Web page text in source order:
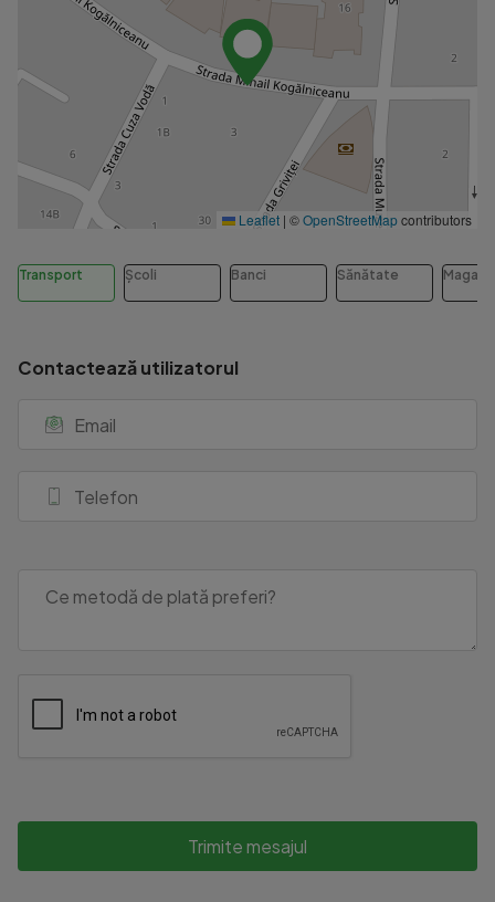
Leaflet | ©OpenStreetMapcontributors
Transport Școli Banci Sănătate
Contactează utilizatorul
Trimite mesajul